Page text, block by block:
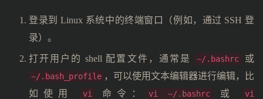
登录到 Linux 系统中的终端窗口（例如，通过 SSH 登
录）。
打开用户的 shell 配置文件，通常是 ~/.bashrc 或
~/.bash_profile ，可以使用文本编辑器进行编辑，比
如使用
vi 命令： vi ~/.bashrc 或
vi